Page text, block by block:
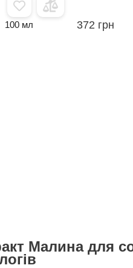
100 мл 372 грн
Малина для